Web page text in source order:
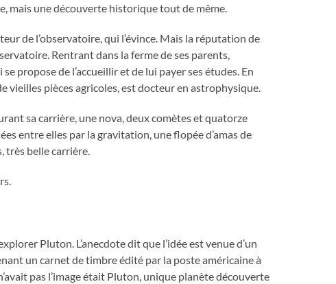
mais une découverte historique tout de même.
de l’observatoire, qui l’évince. Mais la réputation de
Rentrant dans la ferme de ses parents,
propose de l’accueillir et de lui payer ses études. En
vieilles pièces agricoles, est docteur en astrophysique.
sa carrière, une nova, deux comètes et quatorze
entre elles par la gravitation, une flopée d’amas de
très belle carrière.
Pluton. L’anecdote dit que l’idée est venue d’un
un carnet de timbre édité par la poste américaine à
pas l’image était Pluton, unique planète découverte